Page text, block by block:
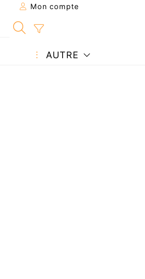
Mon compte
AUTRE